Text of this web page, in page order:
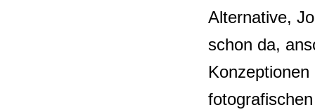
Alternative,
schon da,